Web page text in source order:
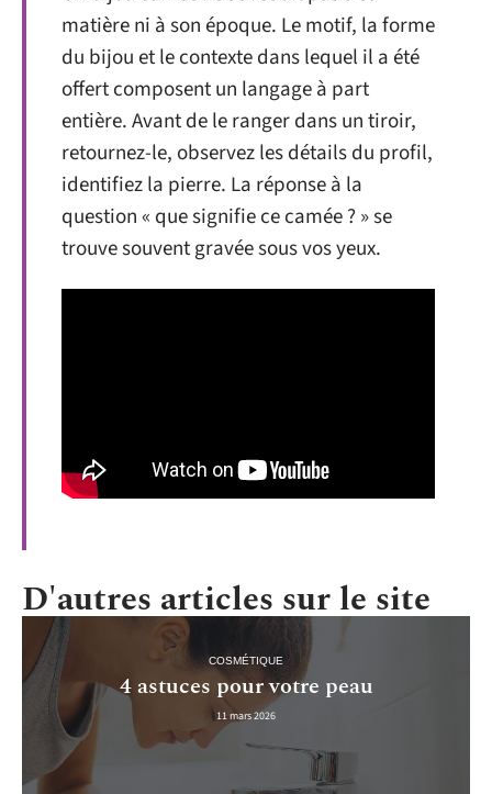
matière ni à son époque. Le motif, la forme
du bijou et le contexte dans lequel il a été
offert composent un langage à part
entière. Avant de le ranger dans un tiroir,
retournez-le, observez les détails du profil,
identifiez la pierre. La réponse à la
question « que signifie ce camée ? » se
trouve souvent gravée sous vos yeux.
D'autres articles sur le site
COSMÉTIQUE
4 astuces pour votre peau
11 mars 2026